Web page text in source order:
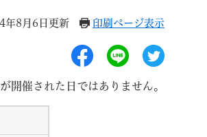
年8月6日更新 印刷ページ表示
開催された日ではありません。